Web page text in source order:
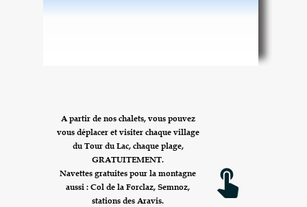
A partir de nos chalets, vous pouvez
vous déplacer et visiter chaque village
du Tour du Lac, chaque plage,
GRATUITEMENT.
Navettes gratuites pour la montagne
aussi : Col de la Forclaz, Semnoz,
stations des Aravis.
touch_app